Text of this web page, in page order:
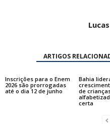
ARTIGOS
Inscrições para o Enem
2026 são prorrogadas
até o dia 12 de junho
Bahia
de
certa